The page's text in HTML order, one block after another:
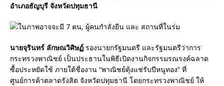
อำเภอธัญบุรี จังหวัดปทุมธานี
นายจุรินทร์ ลักษณวิศิษฏ์ รองนายกรัฐมนตรี และรัฐมนตรีว่าการ
กระทรวงพาณิชย์ เป็นประธานในพิธีเปิดงานกิจกรรมรณรงค์ฉลาด
ซื้อประหยัดใช้ ภายใต้ชื่องาน “พาณิชย์ตุ้งแช่รับปีหนูทอง” ที่
ศูนย์การค้าตลาดรังสิต จังหวัดปทุมธานี โดยกระทรวงพาณิชย์ ให้